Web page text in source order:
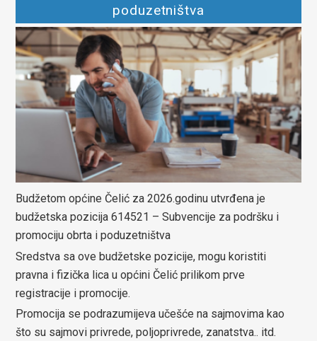
poduzetništva
Budžetom općine Čelić za 2026.godinu utvrđena je
budžetska pozicija 614521 – Subvencije za podršku i
promociju obrta i poduzetništva
Sredstva sa ove budžetske pozicije, mogu koristiti
pravna i fizička lica u općini Čelić prilikom prve
registracije i promocije.
Promocija se podrazumijeva učešće na sajmovima kao
što su sajmovi privrede, poljoprivrede, zanatstva.. itd.